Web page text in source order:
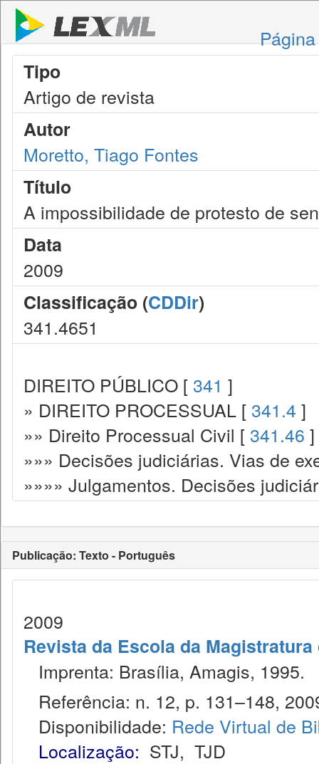
Tipo
Artigo de revista
Autor
Moretto, Tiago Fontes
Título
A impossibilidade de protesto de
Data
2009
Classificação (CDDir)
341.4651
DIREITO PÚBLICO [ 341 ]
» DIREITO PROCESSUAL [ 341.4 ]
»» Direito Processual Civil [ 341.46 ]
»»» Decisões judiciárias. Vias de
»»»» Julgamentos. Decisões
Publicação: Texto - Português
2009
Revista da Escola da
Imprenta: Brasília, Amagis, 1995.
Referência: n. 12, p. 131–148,
Disponibilidade: Rede Virtual de
Localização: STJ, TJD